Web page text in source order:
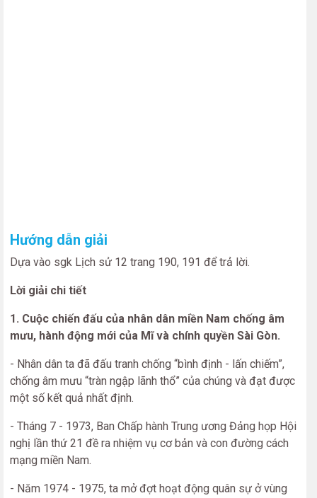
Hướng dẫn giải
Dựa vào sgk Lịch sử 12 trang 190, 191 để trả lời.
Lời giải chi tiết
1. Cuộc chiến đấu của nhân dân miền Nam chống âm
mưu, hành động mới của Mĩ và chính quyền Sài Gòn.
- Nhân dân ta đã đấu tranh chống “bình định - lấn chiếm”,
chống âm mưu “tràn ngập lãnh thổ” của chúng và đạt được
một số kết quả nhất định.
- Tháng 7 - 1973, Ban Chấp hành Trung ương Đảng họp Hội
nghị lần thứ 21 đề ra nhiệm vụ cơ bản và con đường cách
mạng miền Nam.
- Năm 1974 - 1975, ta mở đợt hoạt động quân sự ở vùng